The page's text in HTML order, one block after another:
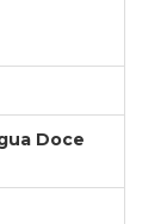
Doce